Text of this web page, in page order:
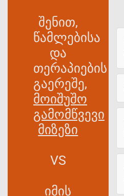
შენით,
წამლებისა
და
თერაპიების
გაერეშე,
მოიშუშო
გამომწვევი
მიზეზი
VS
იმის